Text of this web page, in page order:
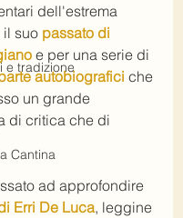
e tradizione
Cantina
dell'estrema
il suo passato di
e per una serie di
autobiografici che
un grande
di critica che di
ad approfondire
Erri De Luca, leggine